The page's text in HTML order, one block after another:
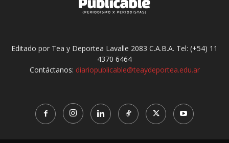
Editado por Tea y Deportea Lavalle 2083 C.A.B.A. Tel: (+54) 11
4370 6464
Contáctanos: diariopublicable@teaydeportea.edu.ar